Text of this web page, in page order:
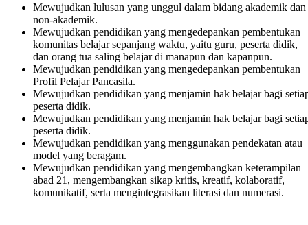
Mewujudkan lulusan yang unggul dalam bidang akademik dan
non-akademik.
Mewujudkan pendidikan yang mengedepankan pembentukan
komunitas belajar sepanjang waktu, yaitu guru, peserta didik,
dan orang tua saling belajar di manapun dan kapanpun.
Mewujudkan pendidikan yang mengedepankan pembentukan
Profil Pelajar Pancasila.
Mewujudkan pendidikan yang menjamin hak belajar bagi
peserta didik.
Mewujudkan pendidikan yang menjamin hak belajar bagi
peserta didik.
Mewujudkan pendidikan yang menggunakan pendekatan atau
model yang beragam.
Mewujudkan pendidikan yang mengembangkan keterampilan
abad 21, mengembangkan sikap kritis, kreatif, kolaboratif,
komunikatif, serta mengintegrasikan literasi dan numerasi.